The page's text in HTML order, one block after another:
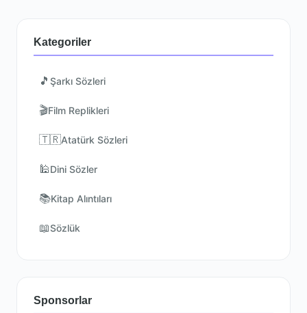
Kategoriler
🎵 Şarkı Sözleri
🎬Film Replikleri
🇹🇷Atatürk Sözleri
🕌Dini Sözler
📚Kitap Alıntıları
📖Sözlük
Sponsorlar